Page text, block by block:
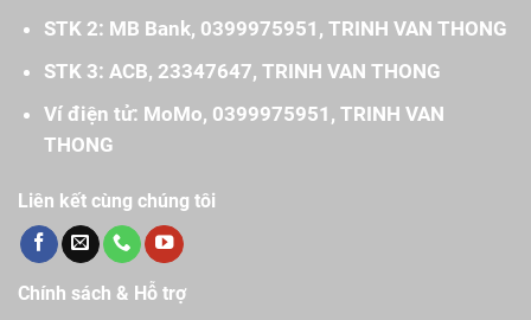
STK 2: MB Bank, 0399975951, TRINH VAN THONG
STK 3: ACB, 23347647, TRINH VAN THONG
Ví điện tử: MoMo, 0399975951, TRINH VAN
THONG
Liên kết cùng chúng tôi
Chính sách & Hỗ trợ